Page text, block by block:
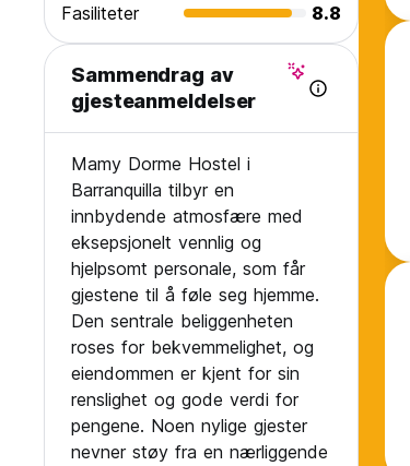
Fasiliteter
8.8
Sammendrag av
gjesteanmeldelser
Mamy Dorme Hostel i
Barranquilla tilbyr en
innbydende atmosfære med
eksepsjonelt vennlig og
hjelpsomt personale, som får
gjestene til å føle seg hjemme.
Den sentrale beliggenheten
roses for bekvemmelighet, og
eiendommen er kjent for sin
renslighet og gode verdi for
pengene. Noen nylige gjester
nevner støy fra en nærliggende